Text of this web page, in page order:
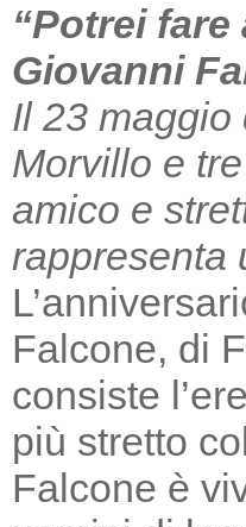
“Potrei
Giovanni
Il 23
Morvillo e
amico e
rappresenta
Falcone, di
consiste
più stretto
Falcone è